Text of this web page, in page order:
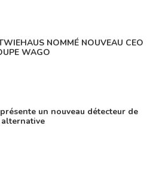
NOMMÉ NOUVEAU CEO
WAGO
un nouveau détecteur de